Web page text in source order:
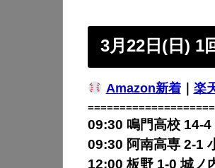
3月22日(日) 1
Amazon新着｜ 楽
09:30 鳴門高校 14-4
09:30 阿南高専 2-1
12:00 板野 1-0 城ノ